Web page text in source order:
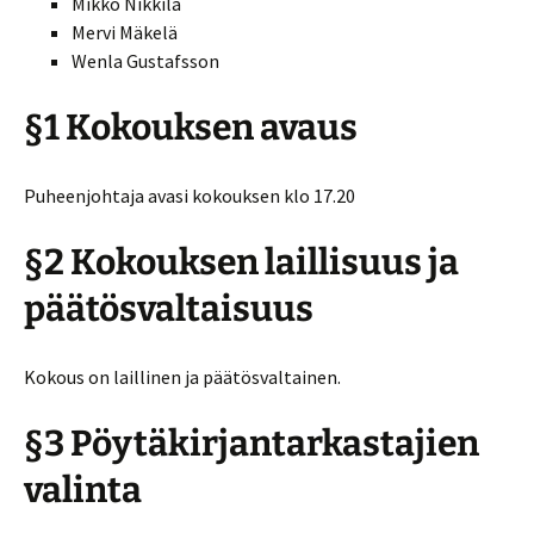
Mervi Mäkelä
Wenla Gustafsson
§1 Kokouksen avaus
Puheenjohtaja avasi kokouksen klo 17.20
§2 Kokouksen laillisuus ja
päätösvaltaisuus
Kokous on laillinen ja päätösvaltainen.
§3 Pöytäkirjantarkastajien
valinta